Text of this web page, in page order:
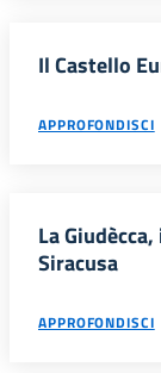
Il Castello
APPROFONDISCI
La
Siracusa
APPROFONDISCI